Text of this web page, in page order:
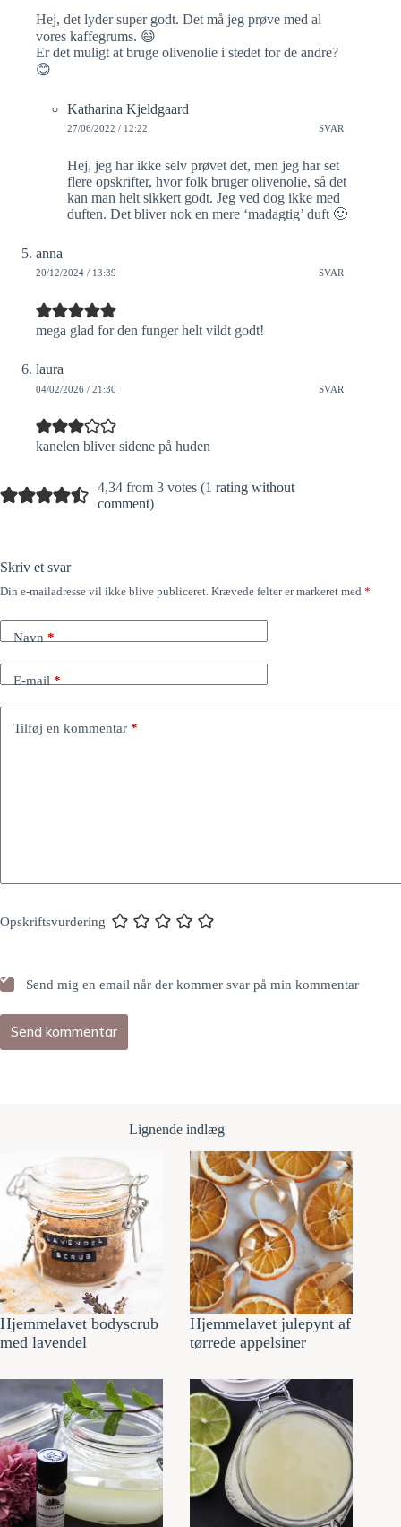
Hej, det lyder super godt. Det må jeg prøve med al
vores kaffegrums. 😄
Er det muligt at bruge olivenolie i stedet for de andre?
😊
Katharina Kjeldgaard
27/06/2022 / 12:22 SVAR
Hej, jeg har ikke selv prøvet det, men jeg har set
flere opskrifter, hvor folk bruger olivenolie, så det
kan man helt sikkert godt. Jeg ved dog ikke med
duften. Det bliver nok en mere ‘madagtig’ duft 🙂
anna
20/12/2024 / 13:39 SVAR
mega glad for den funger helt vildt godt!
laura
04/02/2026 / 21:30 SVAR
kanelen bliver sidene på huden
4,34 from 3 votes (1 rating without
comment)
Skriv et svar
Din e-mailadresse vil ikke blive publiceret. Krævede felter er markeret med *
Navn*
E-mail*
Tilføj en kommentar *
Opskriftsvurdering
Send mig en email når der kommer svar på min kommentar
Send kommentar
Lignende indlæg
Hjemmelavet bodyscrub
med lavendel
Hjemmelavet julepynt af
tørrede appelsiner